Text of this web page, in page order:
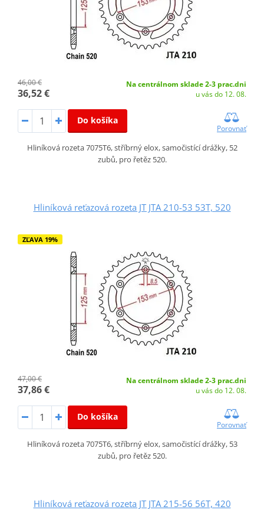
46,00 €
36,52 €
Na centrálnom sklade 2-3 prac.dni
u vás do 12. 08.
Do košíka
Porovnať
Hliníková rozeta 7075T6, stříbrný elox, samočistící drážky, 52
zubů, pro řetěz 520.
Hliníková reťazová rozeta JT JTA 210-53 53T, 520
ZĽAVA 19%
47,00 €
37,86 €
Na centrálnom sklade 2-3 prac.dni
u vás do 12. 08.
Do košíka
Porovnať
Hliníková rozeta 7075T6, stříbrný elox, samočistící drážky, 53
zubů, pro řetěz 520.
Hliníková reťazová rozeta JT JTA 215-56 56T, 420